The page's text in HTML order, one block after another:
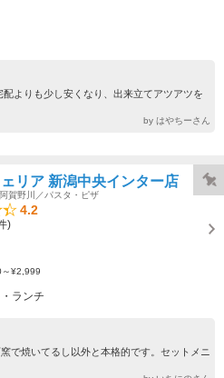
よりも少し安くなり、出来立てアツアツを
by はやちーさん
リア 新潟中央インター店
賀野川／パスタ・ピザ
4.2
)
¥2,999
ランチ
で焼いてるし以外と本格的です。セットメニ